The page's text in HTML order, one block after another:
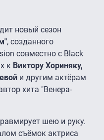
новый сезон
, созданного
совместно с Black
к Виктору Хориняку,
и другим актёрам
хита "Венера-
шею и руку.
съёмок актриса